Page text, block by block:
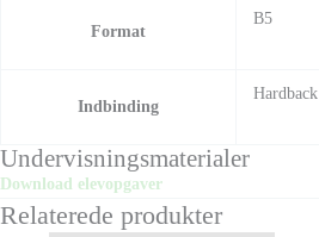
Format
B5
Indbinding
Hardback
Undervisningsmaterialer
Download elevopgaver
Relaterede produkter